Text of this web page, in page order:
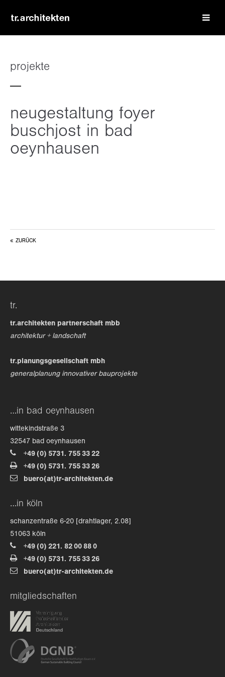
passwort
get in touch
376-293 city road, suite 600
san francisco, ca 94102
+44 1234 567 890
drop us a line
info@yourdomain.com
about us
lorem ipsum dolor sit amet, consectetuer
aenean commodo ligula eget dolor. aenean massa. cum
sociis natoque penatibus et magnis dis parturient
montes, nascetur ridiculus mus. donec quam felis,
ultricies nec.
projekte
neugestaltung foyer
buschjost in bad
oeynhausen
ZURÜCK
tr.
tr.architekten partnerschaft mbb
architektur + landschaft
tr.planungsgesellschaft mbh
generalplanung innovativer bauprojekte
…in bad oeynhausen
wittekindstraße 3
32547 bad oeynhausen
+49 (0) 5731. 755 33 22
+49 (0) 5731. 755 33 26
buero(at)tr-architekten.de
…in köln
schanzentraße 6-20 [drahtlager, 2.08]
51063 köln
+49 (0) 221. 82 00 88 0
+49 (0) 5731. 755 33 26
buero(at)tr-architekten.de
mitgliedschaften